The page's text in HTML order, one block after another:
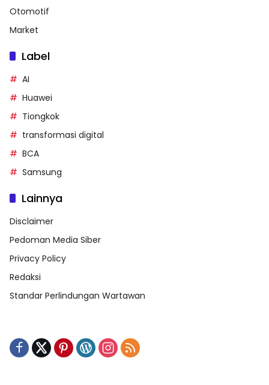
Otomotif
Market
Label
AI
Huawei
Tiongkok
transformasi digital
BCA
Samsung
Lainnya
Disclaimer
Pedoman Media Siber
Privacy Policy
Redaksi
Standar Perlindungan Wartawan